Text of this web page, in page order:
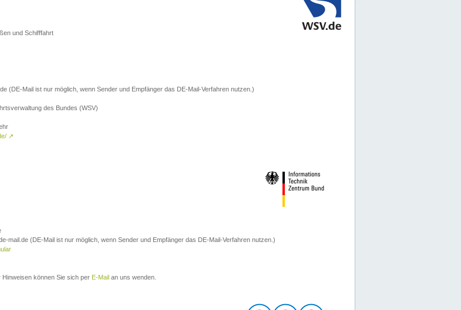
und Schifffahrt
(DE-Mail ist nur möglich, wenn Sender und Empfänger das DE-Mail-Verfahren nutzen.)
des Bundes (WSV)
↗
mail.de (DE-Mail ist nur möglich, wenn Sender und Empfänger das DE-Mail-Verfahren nutzen.)
Hinweisen können Sie sich per E-Mail an uns wenden.